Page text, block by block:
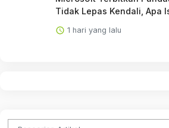
Tidak Lepas Kendali, Apa
1 hari yang lalu